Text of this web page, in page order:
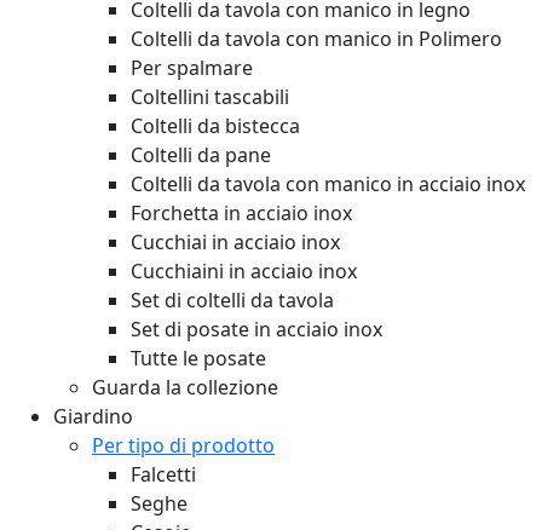
Coltelli da tavola con manico in legno
Coltelli da tavola con manico in Polimero
Per spalmare
Coltellini tascabili
Coltelli da bistecca
Coltelli da pane
Coltelli da tavola con manico in acciaio inox
Forchetta in acciaio inox
Cucchiai in acciaio inox
Cucchiaini in acciaio inox
Set di coltelli da tavola
Set di posate in acciaio inox
Tutte le posate
Guarda la collezione
Giardino
Per tipo di prodotto
Falcetti
Seghe